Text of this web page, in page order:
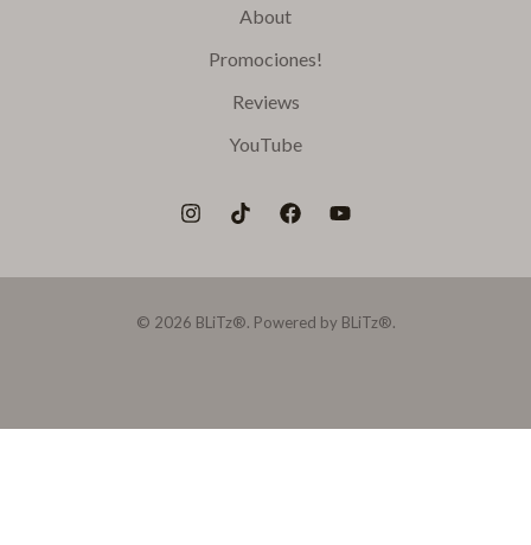
About
Promociones!
Reviews
YouTube
© 2026 BLiTz®. Powered by BLiTz®.